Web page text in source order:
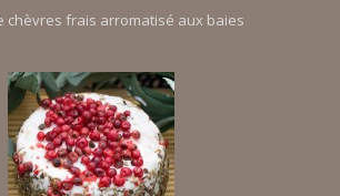
chèvres frais arromatisé aux baies